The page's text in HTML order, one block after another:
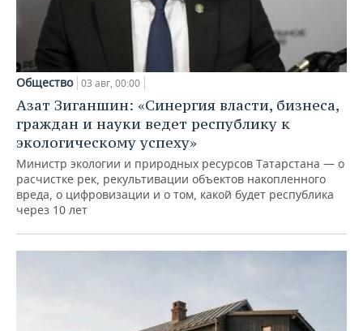
Общество 03 авг, 00:00
Азат Зиганшин: «Синергия власти, бизнеса,
граждан и науки ведет республику к
экологическому успеху»
Министр экологии и природных ресурсов Татарстана — о
расчистке рек, рекультивации объектов накопленного
вреда, о цифровизации и о том, какой будет республика
через 10 лет